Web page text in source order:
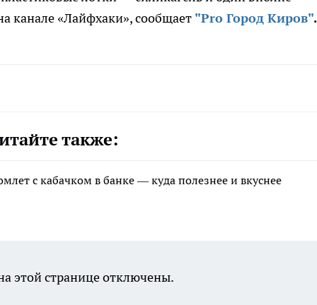
канале «Лайфхаки», сообщает "Pro Город Киров".
также:
с кабачком в банке — куда полезнее и вкуснее
этой странице отключены.